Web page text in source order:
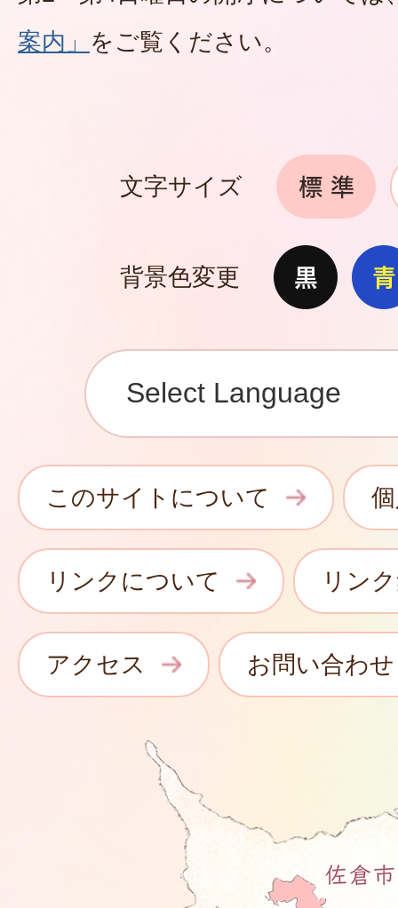
案内」 をご覧ください。
文字サイズ
背景色変更
このサイトについて
リンクについて リン
アクセス お問い合わせ